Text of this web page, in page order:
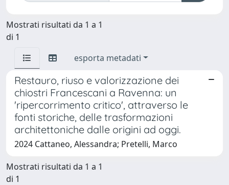
Mostrati risultati da 1 a 1
di 1
esporta metadati
Restauro, riuso e valorizzazione dei
chiostri Francescani a Ravenna: un
'ripercorrimento critico', attraverso le
fonti storiche, delle trasformazioni
architettoniche dalle origini ad oggi.
2024 Cattaneo, Alessandra; Pretelli, Marco
Mostrati risultati da 1 a 1
di 1